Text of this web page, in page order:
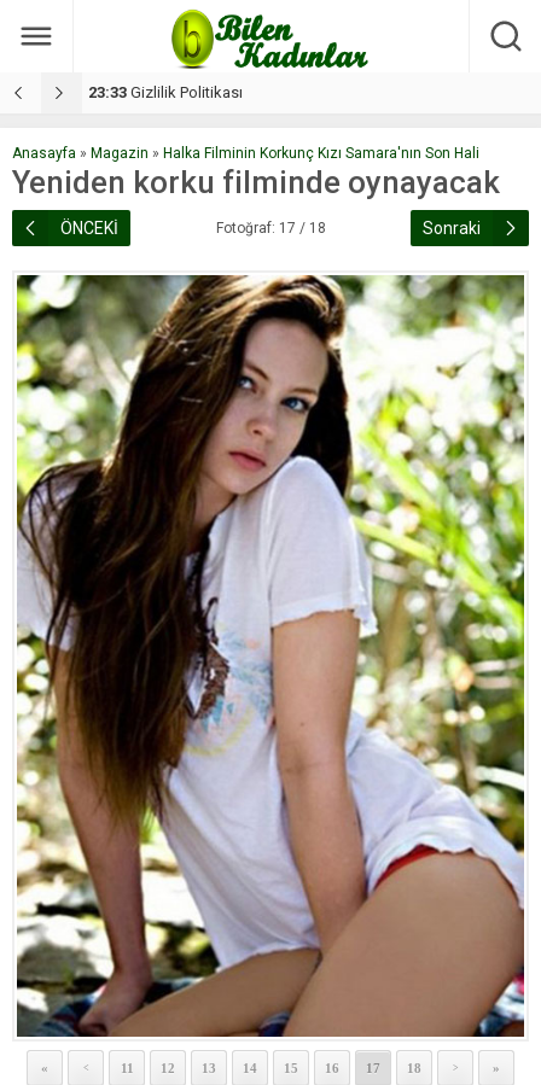
17:08 Dilan, düğününe 5 gün kala hayatını kaybetti
Anasayfa » Magazin » Halka Filminin Korkunç Kızı Samara'nın Son Hali
Yeniden korku filminde oynayacak
ÖNCEKİ Fotoğraf: 17 / 18 Sonraki
« < 11 12 13 14 15 16 17 18 > »